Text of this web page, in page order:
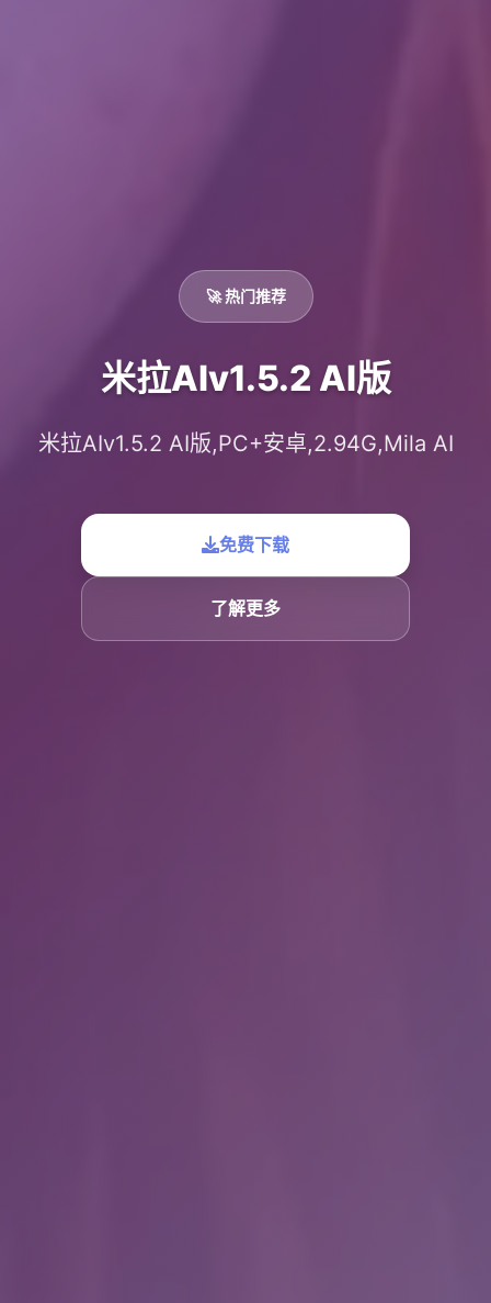
🚀 热门推荐
米拉AIv1.5.2 AI版
米拉AIv1.5.2 AI版,PC+安卓,2.94G,Mila AI
免费下载
了解更多